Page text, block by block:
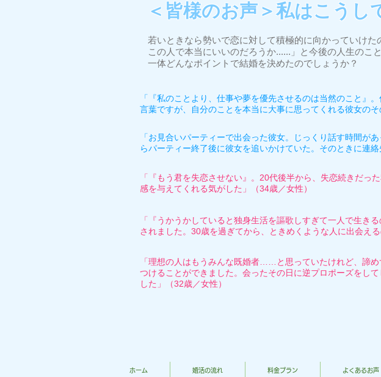
＜皆様のお声＞私はこうし
若いときなら勢いで恋に対して積極的に向かっていけ
この人で本当にいいのだろうか......」と今後の人生のこ
一体どんなポイントで結婚を決めたのでしょうか？
「『私のことより、仕事や夢を優先させるのは当然のこと』
言葉ですが、自分のことを本当に大事に思ってくれる彼女の
「お見合いパーティーで出会った彼女。じっくり話す時間が
らパーティー終了後に彼女を追いかけていた。そのときに連
「『もう君を失恋させない』。20代後半から、失恋続きだ
感を与えてくれる気がした」（34歳／女性）
「『うかうかしていると独身生活を謳歌しすぎて一人で生き
されました。30歳を過ぎてから、ときめくような人に出会え
「理想の人はもうみんな既婚者……と思っていたけれど、諦
つけることができました。会ったその日に逆プロポーズをし
した」（32歳／女性）
ホーム 婚活の流れ 料金プラン よくあるお声